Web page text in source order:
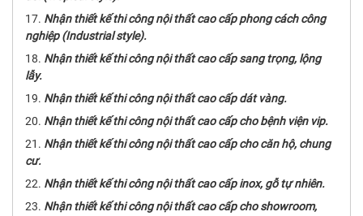
Nhận thiết kế thi công nội thất cao cấp phong cách công
nghiệp (Industrial style).
Nhận thiết kế thi công nội thất cao cấp sang trọng, lộng
lẫy.
Nhận thiết kế thi công nội thất cao cấp dát vàng.
Nhận thiết kế thi công nội thất cao cấp cho bệnh viện vip.
Nhận thiết kế thi công nội thất cao cấp cho căn hộ, chung
cư.
Nhận thiết kế thi công nội thất cao cấp inox, gỗ tự nhiên.
Nhận thiết kế thi công nội thất cao cấp cho showroom,